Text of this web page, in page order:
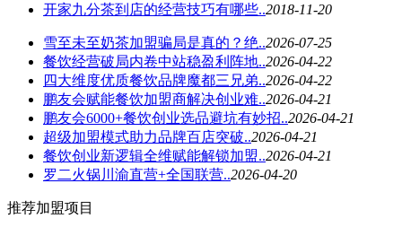
开家九分茶到店的经营技巧有哪些..2018-11-20
雪至未至奶茶加盟骗局是真的？绝..2026-07-25
餐饮经营破局内卷中站稳盈利阵地..2026-04-22
四大维度优质餐饮品牌魔都三兄弟..2026-04-22
鹏友会赋能餐饮加盟商解决创业难..2026-04-21
鹏友会6000+餐饮创业选品避坑有妙招..2026-04-21
超级加盟模式助力品牌百店突破..2026-04-21
餐饮创业新逻辑全维赋能解锁加盟..2026-04-21
罗二火锅川渝直营+全国联营..2026-04-20
推荐加盟项目